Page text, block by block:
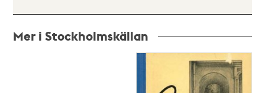
Mer i Stockholmskällan